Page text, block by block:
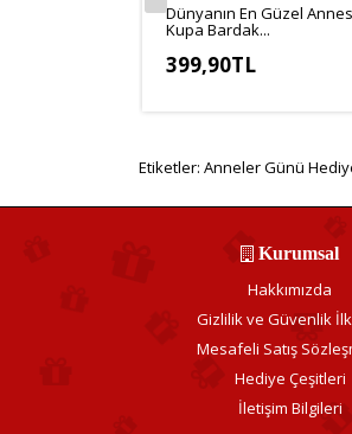
Dünyanın En Güzel
Kupa Bardak...
399,90TL
Etiketler: Anneler Günü
Kurumsal
Hakkımızda
Gizlilik ve Güvenlik
Mesafeli Satış
Hediye Çeşitleri
İletişim Bilgileri